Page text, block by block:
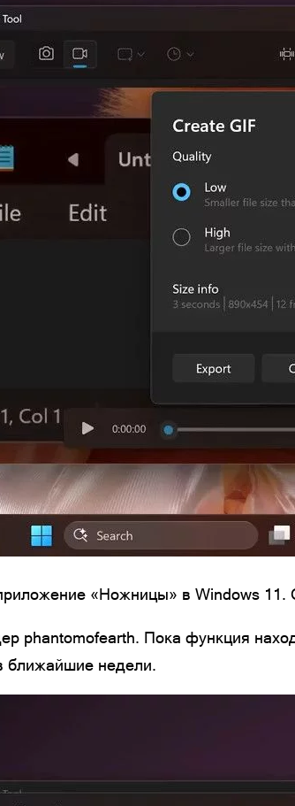
«Ножницы» в Windows 11.
phantomofearth. Пока функция
ближайшие недели.